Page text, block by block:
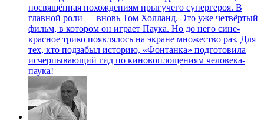
посвящённая похождениям прыгучего супергероя. В
главной роли — вновь Том Холланд. Это уже четвёртый
фильм, в котором он играет Паука. Но до него сине-
красное трико появлялось на экране множество раз. Для
тех, кто подзабыл историю, «Фонтанка» подготовила
исчерпывающий гид по киновоплощениям человека-
паука!